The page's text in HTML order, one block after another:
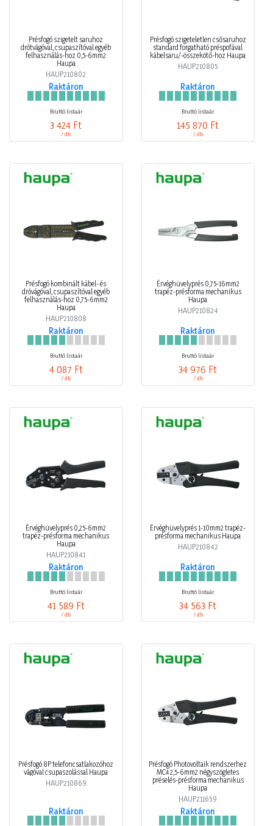
Présfogó szigetelt saruhoz
drótvágóval, csupaszítóval egyéb
felhasználás-hoz 0,5-6mm2
Haupa
HAUP210802
Raktáron
Bruttó listaár
3 424 Ft
/ db
Présfogó szigeteletlen csősaruhoz
standard forgatható préspofával
kábelsaru/-összekötő-hoz Haupa
HAUP210805
Raktáron
Bruttó listaár
145 870 Ft
/ db
Présfogó kombinált kábel- és
dróvágóval, csupaszítóval egyéb
felhasználás-hoz 0,75-6mm2
Haupa
HAUP210808
Raktáron
Bruttó listaár
4 087 Ft
/ db
Érvéghüvelyprés 0,75-16mm2
trapéz-présforma mechanikus
Haupa
HAUP210824
Raktáron
Bruttó listaár
34 976 Ft
/ db
Érvéghüvelyprés 0,25-6mm2
trapéz-présforma mechanikus
Haupa
HAUP210841
Raktáron
Bruttó listaár
41 589 Ft
/ db
Érvéghüvelyprés 1-10mm2 trapéz-
présforma mechanikus Haupa
HAUP210842
Raktáron
Bruttó listaár
34 563 Ft
/ db
Présfogó 8P telefoncsatlakozóhoz
vágóval csupaszolással Haupa
HAUP210869
Raktáron
Présfogó Photovoltaik rendszerhez
MC4 2,5-6mm2 négyszögletes
préselés-présforma mechanikus
Haupa
HAUP211659
Raktáron